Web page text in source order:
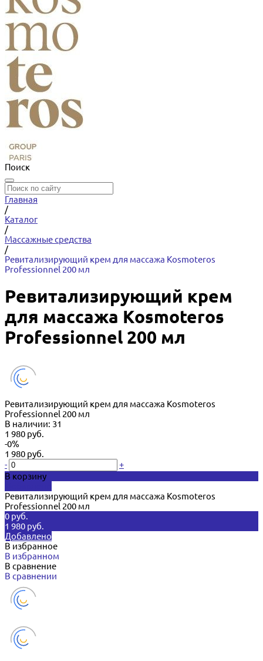
Поиск
Главная
/
Каталог
/
Массажные средства
/
Ревитализирующий крем для массажа Kosmoteros
Professionnel 200 мл
Ревитализирующий крем
для массажа Kosmoteros
Professionnel 200 мл
Ревитализирующий крем для массажа Kosmoteros
Professionnel 200 мл
В наличии: 31
1 980 руб.
-0%
1 980 руб.
-
+
В корзину
Ревитализирующий крем для массажа Kosmoteros
Professionnel 200 мл
0 руб.
1 980 руб.
Добавлено
В избранное
В избранном
В сравнение
В сравнении